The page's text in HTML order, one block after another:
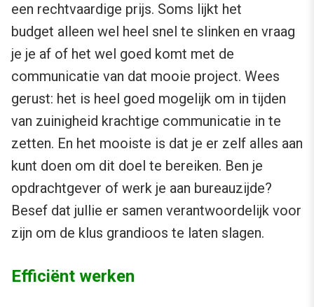
een rechtvaardige prijs. Soms lijkt het
budget alleen wel heel snel te slinken en vraag
je je af of het wel goed komt met de
communicatie van dat mooie project. Wees
gerust: het is heel goed mogelijk om in tijden
van zuinigheid krachtige communicatie in te
zetten. En het mooiste is dat je er zelf alles aan
kunt doen om dit doel te bereiken. Ben je
opdrachtgever of werk je aan bureauzijde?
Besef dat jullie er samen verantwoordelijk voor
zijn om de klus grandioos te laten slagen.
Efficiënt werken